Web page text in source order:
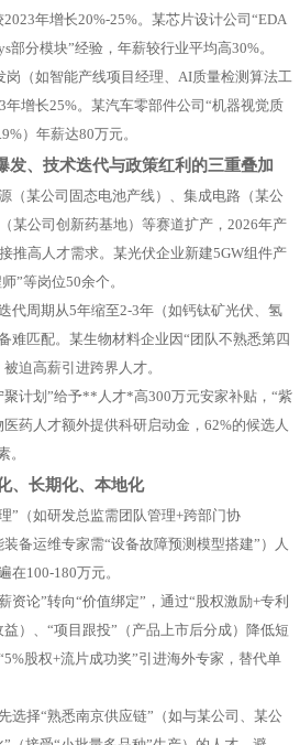
年增长20%-25%。某芯片设计公司“EDA
部分模块”经验，年薪较行业平均高30%。
岗（如智能产线项目经理、AI质量检测算法工
年增长25%。某汽车零部件公司“机器视觉质
）年薪达80万元。
发、技术迭代与政策红利的三重叠加
（某公司固态电池产线）、集成电路（某公
某公司创新药基地）等赛道扩产，2026年产
推高人才需求。某光伏企业新建5GW组件产
”等岗位50余个。
代周期从5年缩至2-3年（如钙钛矿光伏、氢
难匹配。某生物材料企业因“团队不熟悉第四
迫高薪引进跨界人才。
聚计划”给予**人才*高300万元安家补贴，“紫
药人才额外提供科研启动金，62%的候选人
。
、长期化、本地化
”（如研发总监需团队管理+跨部门协
备运维专家需“设备故障预测模型搭建”）人
在100-180万元。
资论”转向“价值绑定”，通过“股权激励+专利
）、“项目跟投”（产品上市后分成）降低短
股权+流片成功奖”引进海外专家，替代单
选择“熟悉南京供应链”（如与某公司、某公